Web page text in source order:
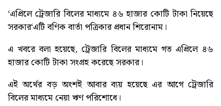
‘এপ্রিলে ট্রেজারি বিলের মাধ্যমে ৪৬ হাজার কোটি টাকা নিয়েছে
সরকার‘এটি বণিক বার্তা পত্রিকার প্রধান শিরোনাম।
এ খবরে বলা হয়েছে, ট্রেজারি বিলের মাধ্যমে গত এপ্রিলে ৪৬
হাজার কোটি টাকা সংগ্রহ করেছে সরকার।
এই অর্থের বড় অংশই আবার ব্যয় হয়েছে এর আগে ট্রেজারি
বিলের মাধ্যমে নেয়া ঋণ পরিশোধে।